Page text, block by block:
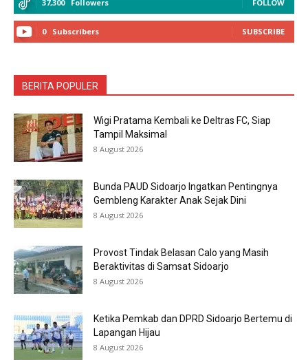
37,300 Followers FOLLOW
0 Subscribers SUBSCRIBE
BERITA POPULER
Wigi Pratama Kembali ke Deltras FC, Siap
Tampil Maksimal
8 August 2026
Bunda PAUD Sidoarjo Ingatkan Pentingnya
Gembleng Karakter Anak Sejak Dini
8 August 2026
Provost Tindak Belasan Calo yang Masih
Beraktivitas di Samsat Sidoarjo
8 August 2026
Ketika Pemkab dan DPRD Sidoarjo Bertemu di
Lapangan Hijau
8 August 2026